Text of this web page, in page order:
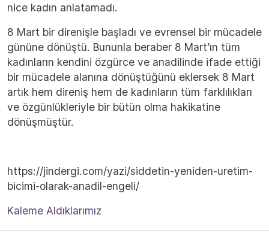
nice kadın anlatamadı.
8 Mart bir direnişle başladı ve evrensel bir mücadele
gününe dönüştü. Bununla beraber 8 Mart’ın tüm
kadınların kendini özgürce ve anadilinde ifade ettiği
bir mücadele alanına dönüştüğünü eklersek 8 Mart
artık hem direniş hem de kadınların tüm farklılıkları
ve özgünlükleriyle bir bütün olma hakikatine
dönüşmüştür.
https://jindergi.com/yazi/siddetin-yeniden-uretim-
bicimi-olarak-anadil-engeli/
Kaleme Aldıklarımız